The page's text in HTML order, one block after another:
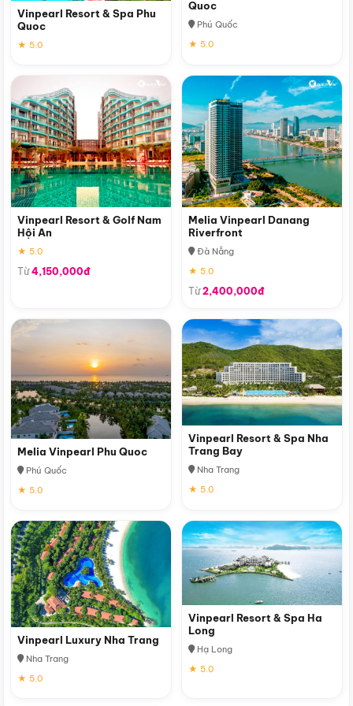
Vinpearl Resort & Spa Phu
Quoc
★ 5.0
Quoc
Phú Quốc
★ 5.0
Vinpearl Resort & Golf Nam
Hội An
★ 5.0
Từ4,150,000đ
Melia Vinpearl Danang
Riverfront
Đà Nẵng
★ 5.0
Từ2,400,000đ
Melia Vinpearl Phu Quoc
Phú Quốc
★ 5.0
Vinpearl Resort & Spa Nha
Trang Bay
Nha Trang
★ 5.0
Vinpearl Luxury Nha Trang
Nha Trang
★ 5.0
Vinpearl Resort & Spa Ha
Long
Hạ Long
★ 5.0